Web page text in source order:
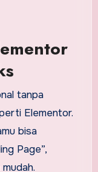
tanpa
Elementor.
bisa
Page”,